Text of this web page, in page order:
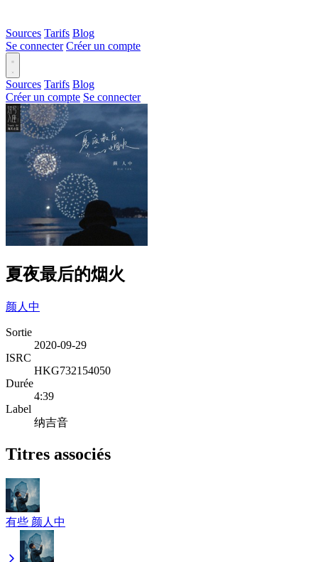
Sources Tarifs Blog
Se connecter Créer un compte
Sources Tarifs Blog
Créer un compte Se connecter
夏夜最后的烟火
颜人中
Sortie
2020-09-29
ISRC
HKG732154050
Durée
4:39
Label
纳吉音
Titres associés
有些 颜人中